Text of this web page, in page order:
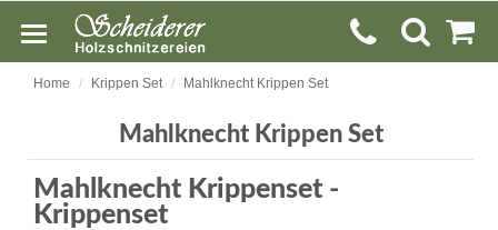
Home Krippen Set Mahlknecht Krippen Set
Mahlknecht Krippen Set
Mahlknecht Krippenset -
Krippenset